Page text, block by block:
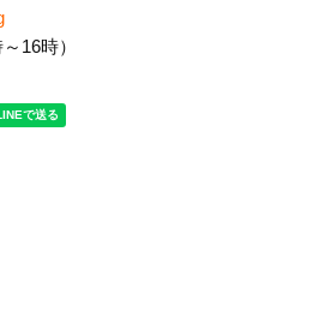
16時）